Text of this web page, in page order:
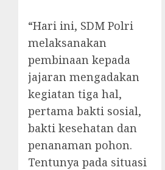
“Hari ini, SDM Polri
melaksanakan
pembinaan kepada
jajaran mengadakan
kegiatan tiga hal,
pertama bakti sosial,
bakti kesehatan dan
penanaman pohon.
Tentunya pada situasi